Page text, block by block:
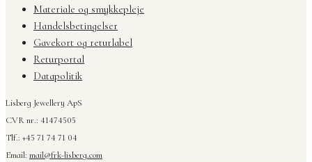
Materiale og smykkepleje
Handelsbetingelser
Gavekort og returlabel
Returportal
Datapolitik
Lisberg Jewellery ApS
CVR nr.: 41474505
Tlf.: +45 71 74 71 04
Email: mail@frk-lisberg.com